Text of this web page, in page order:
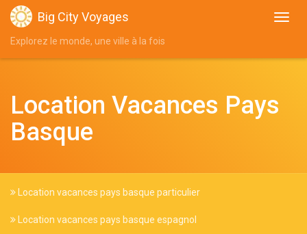
Big City Voyages
Explorez le monde, une ville à la fois
Location Vacances Pays
Basque
Location vacances pays basque particulier
Location vacances pays basque espagnol